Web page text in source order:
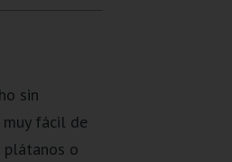
sin
fácil de
plátanos o